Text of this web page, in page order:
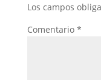
Los campos
Comentario *